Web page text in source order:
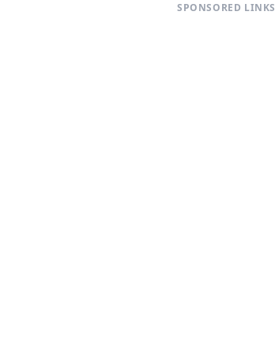
SPONSORED LINKS